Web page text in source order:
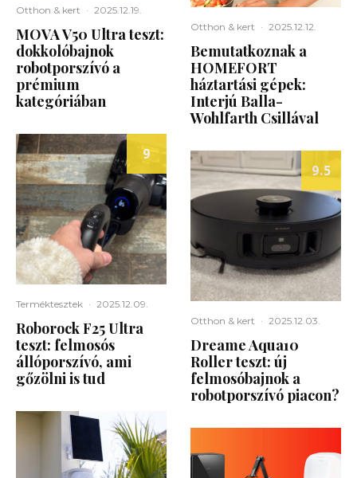
Otthon & kert · 2025.12.19.
MOVA V50 Ultra teszt:
dokkolóbajnok
robotporszívó a
prémium
kategóriában
9
Terméktesztek · 2025.12.09.
Roborock F25 Ultra
teszt: felmosós
állóporszívó, ami
gőzölni is tud
Otthon & kert · 2025.12.12.
Bemutatkoznak a
HOMEFORT
háztartási gépek:
Interjú Balla-
Wohlfarth Csillával
9.5
Otthon & kert · 2025.12.03.
Dreame Aqua10
Roller teszt: új
felmosóbajnok a
robotporszívó piacon?